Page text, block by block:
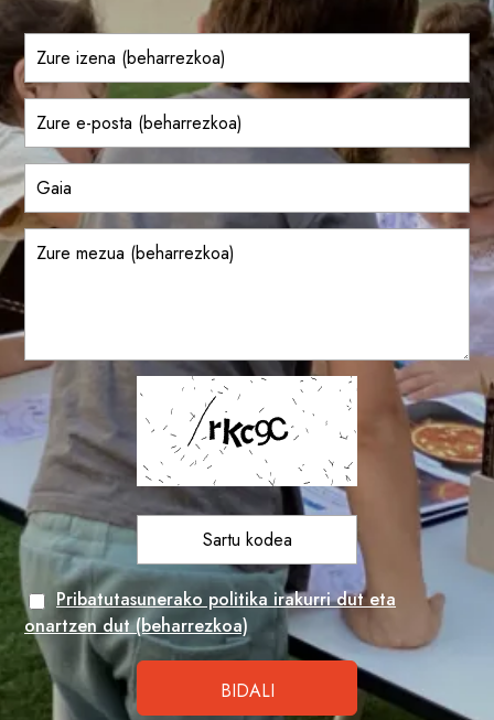
Pribatutasunerako politika irakurri dut eta
onartzen dut (beharrezkoa)